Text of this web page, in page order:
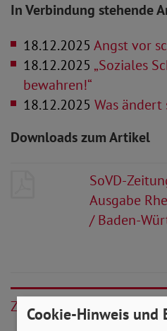
In Verbindung stehende
18.12.2025 Angst vor
18.12.2025 „Soziales
bewahren!“
18.12.2025 Was ändert
Downloads zum Artikel
SoVD-
Ausgabe
/ Baden-
ZurückCookie-Hinweis und